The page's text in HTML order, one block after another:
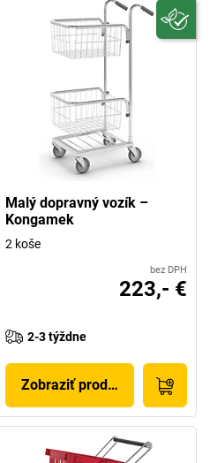
Malý dopravný vozík –
Kongamek
2 koše
bez DPH
223,- €
2-3 týždne
Zobraziť produkt